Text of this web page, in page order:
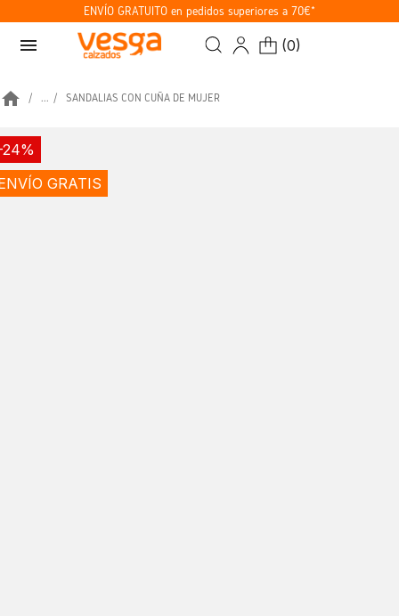
ENVÍO GRATUITO en pedidos superiores a 70€*
menu (0)
home ... SANDALIAS CON CUÑA DE MUJER
GRATIS